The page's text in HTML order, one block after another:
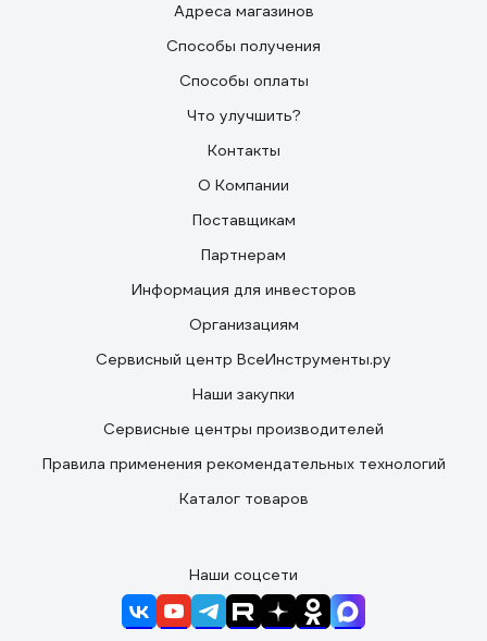
Адреса магазинов
Способы получения
Способы оплаты
Что улучшить?
Контакты
О Компании
Поставщикам
Партнерам
Информация для инвесторов
Организациям
Сервисный центр ВсеИнструменты.ру
Наши закупки
Сервисные центры производителей
Правила применения рекомендательных технологий
Каталог товаров
Наши соцсети